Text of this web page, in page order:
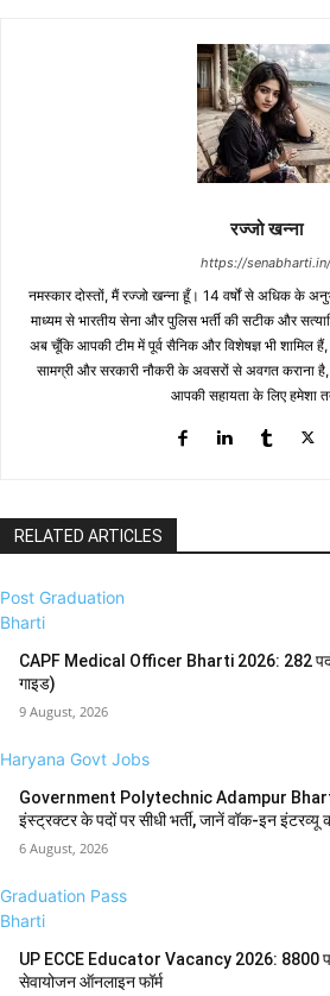
रज्जो खन्ना
https://senabharti.in/
नमस्कार दोस्तों, मैं रज्जो खन्ना हूँ। 14 वर्षों से अधिक के
माध्यम से भारतीय सेना और पुलिस भर्ती की सटीक और
अब चूँकि आपकी टीम में पूर्व सैनिक और विशेषज्ञ भी शामिल हैं,
सामग्री और सरकारी नौकरी के अवसरों से अवगत कराना
आपकी सहायता के लिए हमेशा
RELATED ARTICLES
Post Graduation
Bharti
CAPF Medical Officer Bharti 2026: 282 पदों
गाइड)
9 August, 2026
Haryana Govt Jobs
Government Polytechnic Adampur Bharti
इंस्ट्रक्टर के पदों पर सीधी भर्ती, जानें वॉक-इन इंटरव्यू
6 August, 2026
Graduation Pass
Bharti
UP ECCE Educator Vacancy 2026: 8800 पदों
सेवायोजन ऑनलाइन फॉर्म